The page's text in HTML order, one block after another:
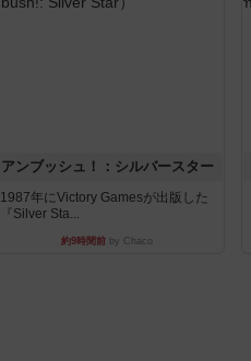
アンブッシュ！：シルバースター
1987年にVictory Gamesが出版した
『Silver Sta...
約9時間前 by Chaco